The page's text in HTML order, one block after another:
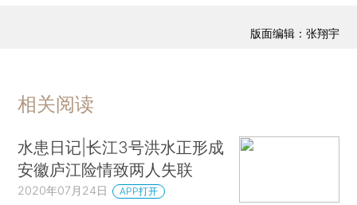
版面编辑：张翔宇
相关阅读
水患日记|长江3号洪水正形成
安徽庐江险情致两人失联
2020年07月24日 APP打开